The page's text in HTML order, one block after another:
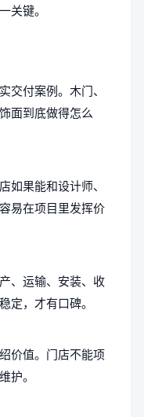
关键。
交付案例。木门、
面到底做得怎么
如果能和设计师、
易在项目里发挥价
、运输、安装、收
定，才有口碑。
价值。门店不能项
护。